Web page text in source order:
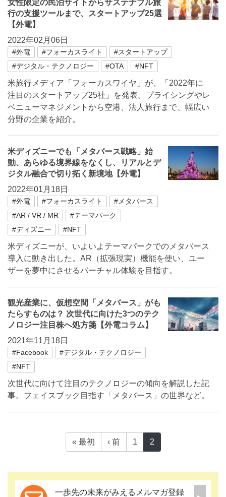
女性限定の民泊サイトからサステナブル旅
行の支援ツールまで、スタートアップ25選
【外電】
2022年02月06日
#外電 #フォーカスライト
#スタートアップ
#デジタル・テクノロジー
#OTA #NFT
米旅行メディア「フォーカスワイヤ」が、「2022年に
注目のスタートアップ25社」を発表。プライシングやレ
ベニューマネジメントから空港、法人旅行まで、幅広い
分野の企業を紹介。
米ディズニーでも「メタバース戦略」始
動、あらゆる境界線をなくし、リアルとデ
ジタル融合で切り拓く新境地【外電】
2022年01月18日
#外電 #フォーカスライト
#メタバース
#AR / VR / MR
#テーマパーク
#ディズニー
#NFT
米ディズニーが、いよいよテーマパークでのメタバース
導入に動き出した。AR（拡張現実）機能を使い、ユー
ザーを夢中にさせるバーチャル体験を目指す。
観光産業に、仮想空間「メタバース」がも
たらすものは？ 次世代に向けた3つのテク
ノロジー注目株へ処方箋【外電コラム】
2021年11月18日
#Facebook
#デジタル・テクノロジー
#NFT
次世代に向けて注目のテクノロジーの傾向を解説した記
事。フェイスブック目指す「メタバース」の世界など。
« 最初 ‹ 前 1 2
一歩先の未来がみえるメルマガ登録